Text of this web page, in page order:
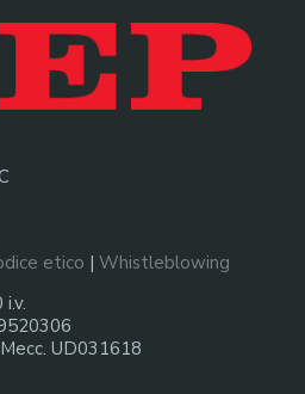
etico | Whistleblowing
UD031618